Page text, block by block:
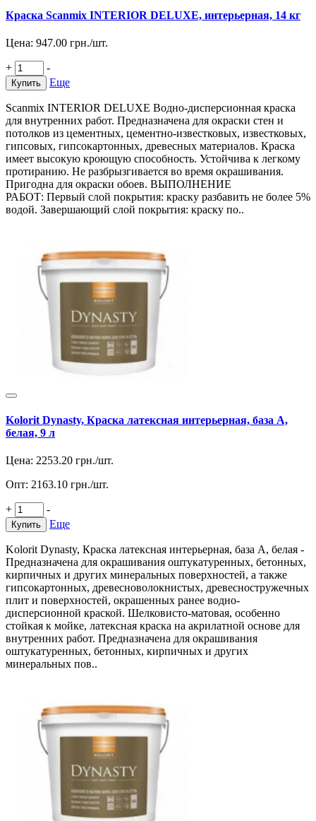
Краска Scanmix INTERIOR DELUXE, интерьерная, 14 кг
Цена: 947.00 грн./шт.
+ -
Купить Еще
Scanmix INTERIOR DELUXE Водно-дисперсионная краска
для внутренних работ. Предназначена для окраски стен и
потолков из цементных, цементно-известковых, известковых,
гипсовых, гипсокартонных, древесных материалов. Краска
имеет высокую кроющую способность. Устойчива к легкому
протиранию. Не разбрызгивается во время окрашивания.
Пригодна для окраски обоев. ВЫПОЛНЕНИЕ
РАБОТ: Первый слой покрытия: краску разбавить не более 5%
водой. Завершающий слой покрытия: краску по..
Kolorit Dynasty, Краска латексная интерьерная, база А,
белая, 9 л
Цена: 2253.20 грн./шт.
Опт: 2163.10 грн./шт.
+ -
Купить Еще
Kolorit Dynasty, Краска латексная интерьерная, база А, белая -
Предназначена для окрашивания оштукатуренных, бетонных,
кирпичных и других минеральных поверхностей, а также
гипсокартонных, древесноволокнистых, древесностружечных
плит и поверхностей, окрашенных ранее водно-
дисперсионной краской. Шелковисто-матовая, особенно
стойкая к мойке, латексная краска на акрилатной основе для
внутренних работ. Предназначена для окрашивания
оштукатуренных, бетонных, кирпичных и других
минеральных пов..